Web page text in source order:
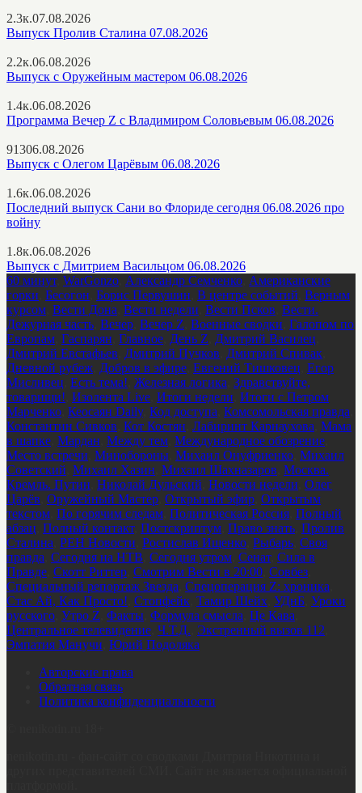
2.3к.07.08.2026
Выпуск Пролив Сталина 07.08.2026
2.2к.06.08.2026
Выпуск с Оружейным мастером 06.08.2026
1.4к.06.08.2026
Программа Вечер Z с Владимиром Соловьевым 06.08.2026
91306.08.2026
Выпуск с Олегом Царёвым 06.08.2026
1.6к.06.08.2026
Последний выпуск Сани во Флориде сегодня 06.08.2026 про
войну
1.8к.06.08.2026
Выпуск с Дмитрием Васильцом 06.08.2026
60 минут, WarGonzo Александр Семченко Американские
горки Бесогон Борис Первушин В центре событий Верным
курсом Вести Дона Вести недели Вести Псков Вести.
Дежурная часть Вечер Вечер Z Военные сводки Галопом по
Европам Гаспарян Главное День Z Дмитрий Василец
Дмитрий Евстафьев Дмитрий Пучков Дмитрий Спивак
Дневной рубеж Добров в эфире Евгений Тишковец Егор
Мисливец Есть тема! Железная логика Здравствуйте,
товарищи! Изолента Live Итоги недели Итоги с Петром
Марченко Кеосаян Daily, Код доступа Комсомольская правда
Константин Сивков Кот Костян Лабиринт Карнаухова Мама
в шапке Мардан Между тем Международное обозрение
Место встречи Минобороны Михаил Онуфриенко Михаил
Советский Михаил Хазин Михаил Шахназаров Москва.
Кремль. Путин Николай Дульский Новости недели Олег
Царёв Оружейный Мастер Открытый эфир Открытым
текстом По горячим следам Политическая Россия Полный
абзац Полный контакт, Постскриптум Право знать Пролив
Сталина РЕН Новости Ростислав Ищенко Рыбарь Своя
правда Сегодня на НТВ Сегодня утром Сенат, Сила в
Правде Скотт Риттер Смотрим Вести в 20:00 Совбез
Специальный репортаж Звезда Спецоперация Z: хроника
Стас Ай, Как Просто! Стопфейк Тамир Шейх УДнБ Уроки
русского Утро Z Факты Формула смысла Це Кава
Центральное телевидение Ч.Т.Д. Экстренный вызов 112
Эмпатия Манучи Юрий Подоляка
Авторские права
Обратная связь
Политика конфиденциальности